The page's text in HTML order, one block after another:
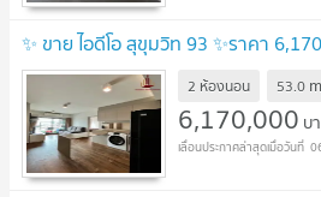
✨ ขาย ไอดีโอ สุขุมวิท 93 ✨ราคา
2 ห้องนอน 53.0 m
6,170,000 บ